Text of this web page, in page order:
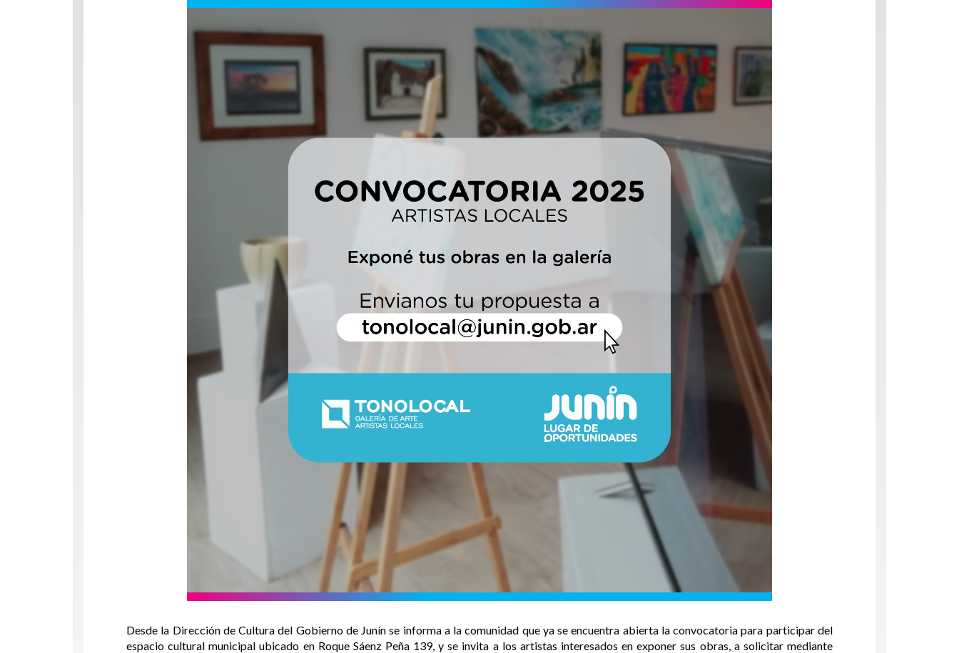
Desde la Dirección de Cultura del Gobierno de Junín se informa a la comunidad que ya se encuentra abierta la convocatoria para participar del
espacio cultural municipal ubicado en Roque Sáenz Peña 139, y se invita a los artistas interesados en exponer sus obras, a solicitar mediante